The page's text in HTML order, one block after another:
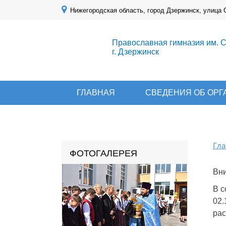
Нижегородская область, город Дзержинск, улица
Православная гимназия им.
г. Дзержинск
ГЛАВНАЯ СВЕДЕНИЯ ОБ
ФОТОГАЛЕРЕЯ
В